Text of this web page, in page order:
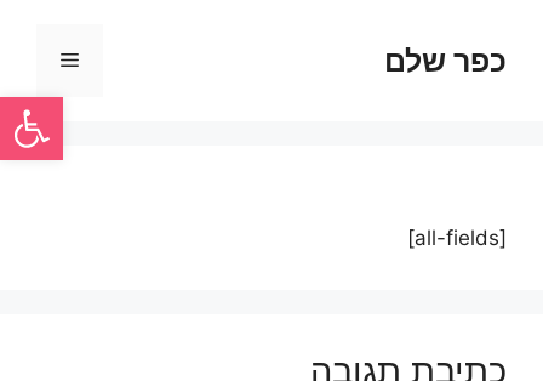
פתח
כפר שלם
[all-fields]
כתיבת תגובה